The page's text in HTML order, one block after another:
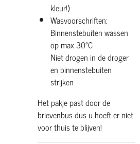
kleur!)
Wasvoorschriften:
Binnenstebuiten wassen
op max 30°C
Niet drogen in de droger
en binnenstebuiten
strijken
Het pakje past door de
brievenbus dus u hoeft er niet
voor thuis te blijven!